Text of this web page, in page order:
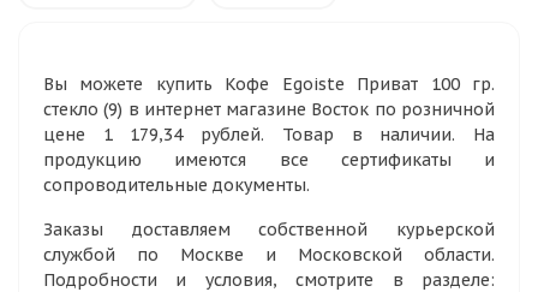
Вы можете купить Кофе Egoiste Приват 100 гр.
стекло (9) в интернет магазине Восток по розничной
цене 1 179,34 рублей. Товар в наличии. На
продукцию имеются все сертификаты и
сопроводительные документы.
Заказы доставляем собственной курьерской
службой по Москве и Московской области.
Подробности и условия, смотрите в разделе: